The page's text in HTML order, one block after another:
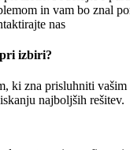
pri izbiri?
ki zna prisluhniti
najboljših rešitev.